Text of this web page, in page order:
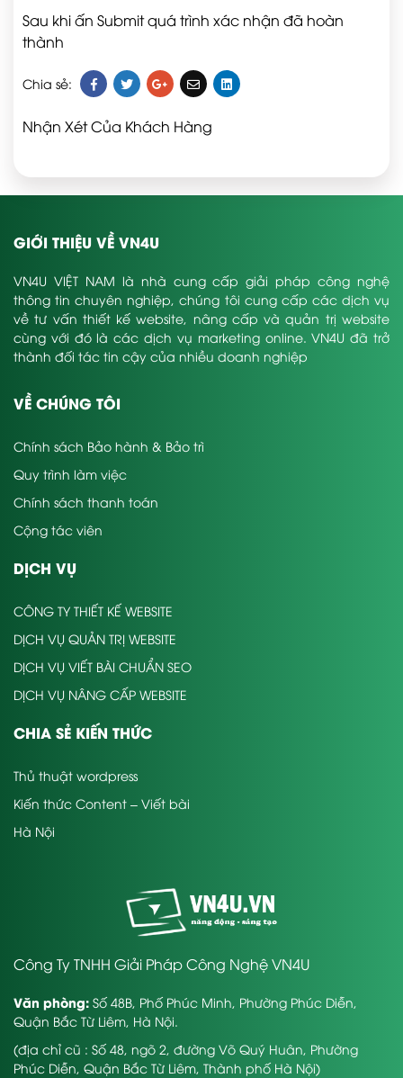
Sau khi ấn Submit quá trình xác nhận đã hoàn
thành
Chia sẻ:
Nhận Xét Của Khách Hàng
GIỚI THIỆU VỀ VN4U
VN4U VIỆT NAM là nhà cung cấp giải pháp công nghệ
thông tin chuyên nghiệp, chúng tôi cung cấp các dịch vụ
về tư vấn thiết kế website, nâng cấp và quản trị website
cùng với đó là các dịch vụ marketing online. VN4U đã trở
thành đối tác tin cậy của nhiều doanh nghiệp
VỀ CHÚNG TÔI
Chính sách Bảo hành & Bảo trì
Quy trình làm việc
Chính sách thanh toán
Cộng tác viên
DỊCH VỤ
CÔNG TY THIẾT KẾ WEBSITE
DỊCH VỤ QUẢN TRỊ WEBSITE
DỊCH VỤ VIẾT BÀI CHUẨN SEO
DỊCH VỤ NÂNG CẤP WEBSITE
CHIA SẺ KIẾN THỨC
Thủ thuật wordpress
Kiến thức Content – Viết bài
Hà Nội
Công Ty TNHH Giải Pháp Công Nghệ VN4U
Văn phòng: Số 48B, Phố Phúc Minh, Phường Phúc Diễn,
Quận Bắc Từ Liêm, Hà Nội.
(địa chỉ cũ : Số 48, ngõ 2, đường Võ Quý Huân, Phường
Phúc Diễn, Quận Bắc Từ Liêm, Thành phố Hà Nội)